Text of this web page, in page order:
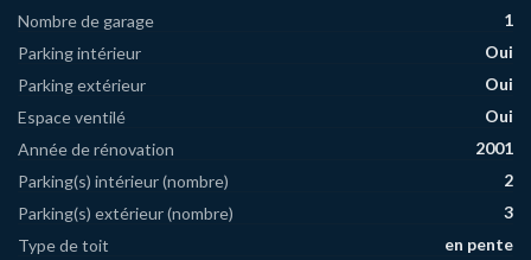
Nombre de garage
1
Parking intérieur
Oui
Parking extérieur
Oui
Espace ventilé
Oui
Année de rénovation
2001
Parking(s) intérieur (nombre)
2
Parking(s) extérieur (nombre)
3
Type de toit
en pente